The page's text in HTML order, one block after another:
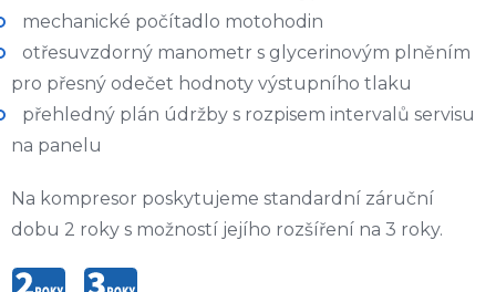
mechanické počítadlo motohodin
otřesuvzdorný manometr s glycerinovým plněním
pro přesný odečet hodnoty výstupního tlaku
přehledný plán údržby s rozpisem intervalů servisu
na panelu
Na kompresor poskytujeme standardní záruční
dobu 2 roky s možností jejího rozšíření na 3 roky.